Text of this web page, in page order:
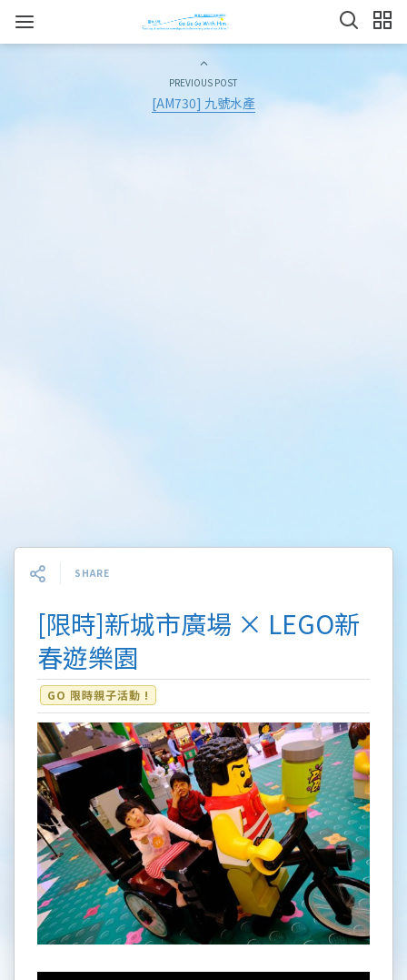
PREVIOUS POST
[AM730] 九號水產
SHARE
[限時]新城市廣場 × LEGO新
春遊樂園
GO 限時親子活動 !